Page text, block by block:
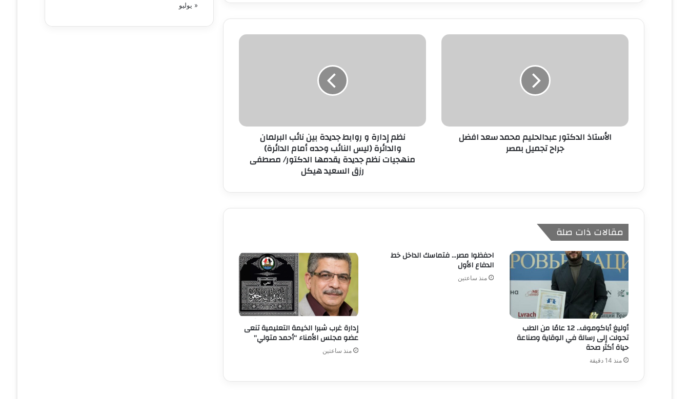
د
ا
الأستاذ الدكتور عبدالحليم محمد سعد افضل
جراح تجميل بمصر
نظم إدارة و روابط جديدة بين نائب البرلمان
والدائرة (ليس النائب وحده أمام الدائرة)
منهجيات نظم جديدة يقدمها الدكتور/ مصطفى
رزق السعيد هيكل
مقالات ذات صلة
أوليغ أباكوموف.. 12 عامًا من الطب
تحولت إلى رسالة في الوقاية وصناعة
حياة أكثر صحة
منذ 14 دقيقة
احفظوا مصر… فتماسك الداخل خط
الدفاع الأول
منذ ساعتين
إدارة غرب شبرا الخيمة التعليمية تنعى
عضو مجلس الأمناء “أحمد متولي”
منذ ساعتين
« يوليو